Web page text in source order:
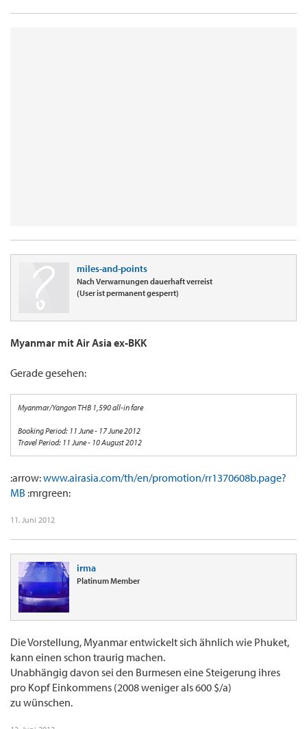
miles-and-points
Nach Verwarnungen dauerhaft verreist
(User ist permanent gesperrt)
Myanmar mit Air Asia ex-BKK
Gerade gesehen:
Myanmar/Yangon THB 1,590 all-in fare
Booking Period: 11 June - 17 June 2012
Travel Period: 11 June - 10 August 2012
:arrow:www.airasia.com/th/en/promotion/rr1370608b.page?
MB :mrgreen:
11. Juni 2012
irma
Platinum Member
Die Vorstellung, Myanmar entwickelt sich ähnlich wie Phuket,
kann einen schon traurig machen.
Unabhängig davon sei den Burmesen eine Steigerung ihres
pro Kopf Einkommens (2008 weniger als 600 $/a)
zu wünschen.